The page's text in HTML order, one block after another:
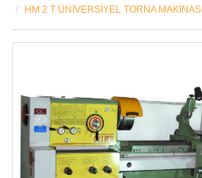
HM 2 T ÜNİVERSİYEL TORNA MAKİNASI